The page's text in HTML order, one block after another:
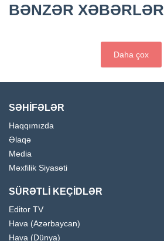
BƏNZƏR XƏBƏRLƏR
Daha çox
SƏHİFƏLƏR
Haqqımızda
Əlaqə
Media
Məxfilik Siyasəti
SÜRƏTLİ KEÇİDLƏR
Editor TV
Hava (Azərbaycan)
Hava (Dünya)